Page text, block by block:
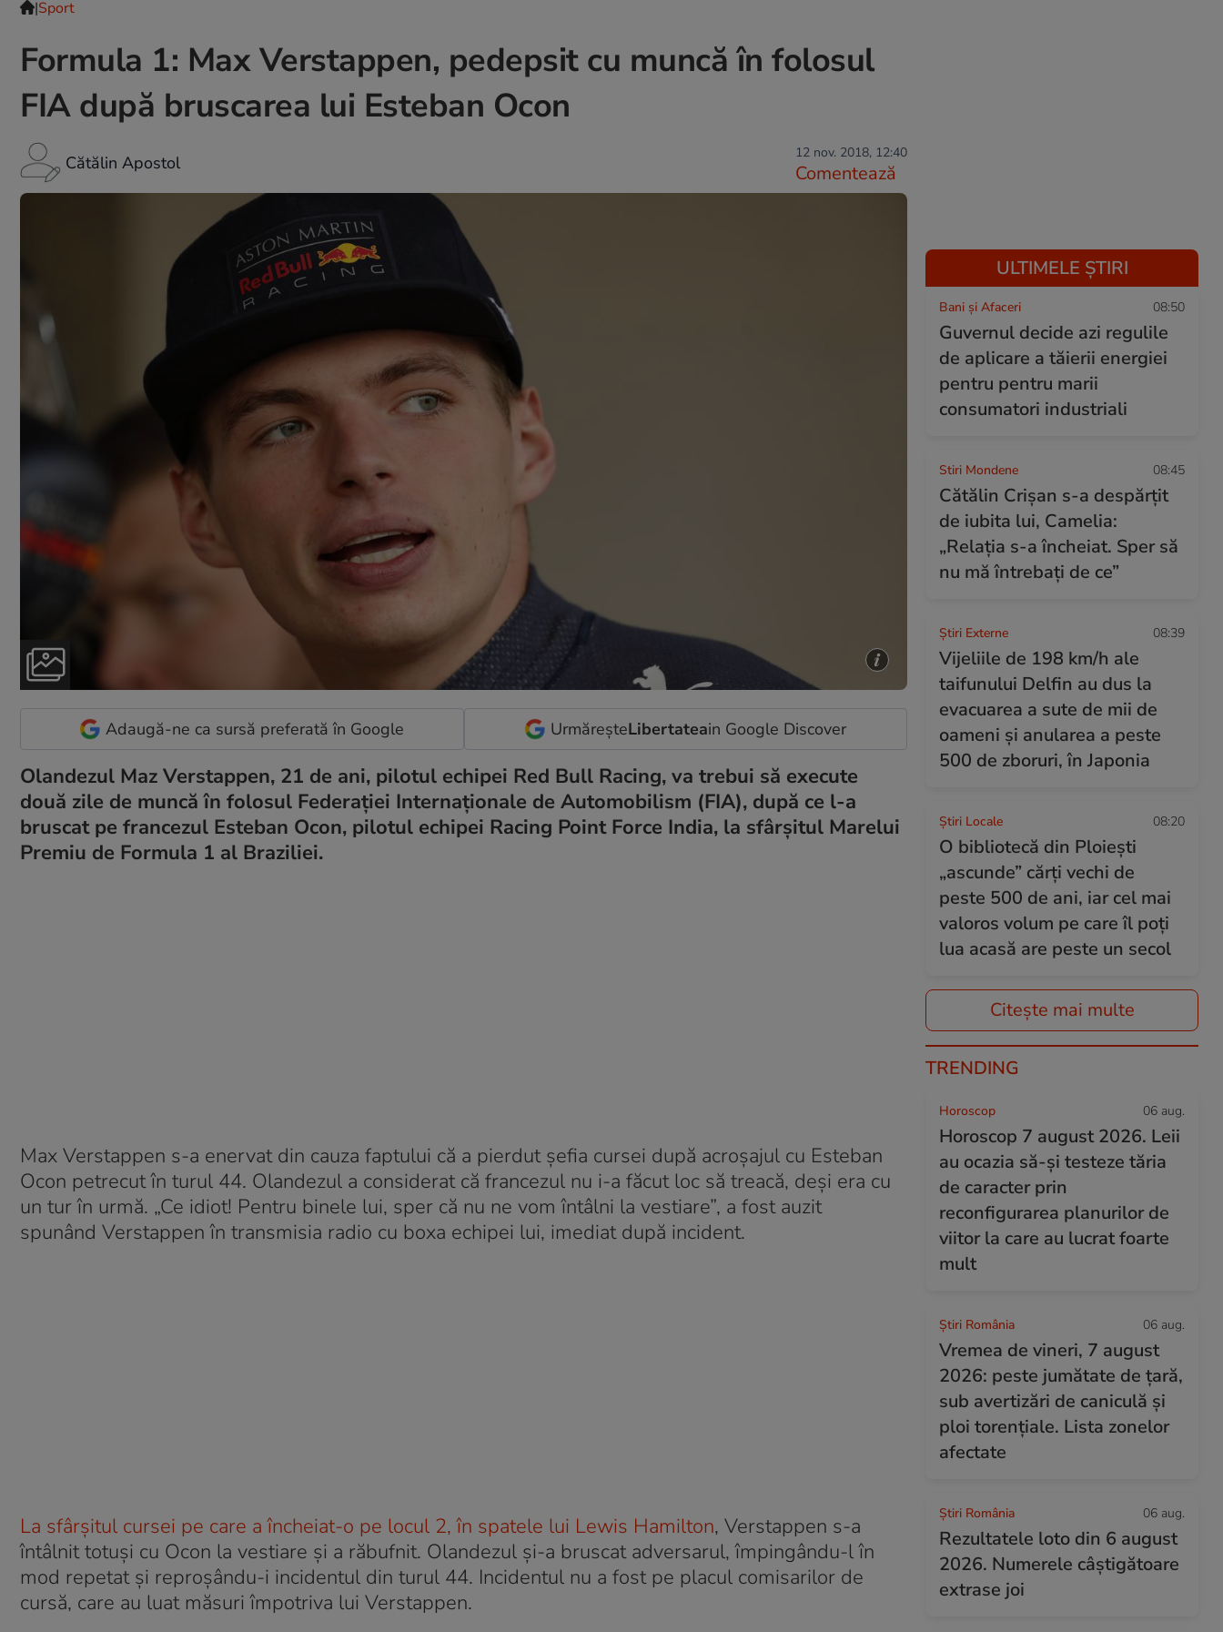
|Sport
Formula 1: Max Verstappen, pedepsit cu muncă în folosul
FIA după bruscarea lui Esteban Ocon
Cătălin Apostol 12 nov. 2018, 12:40
Comentează
Adaugă-ne ca sursă preferată în Google UrmăreșteLibertateain Google Discover
Olandezul Maz Verstappen, 21 de ani, pilotul echipei Red Bull Racing, va trebui să execute
două zile de muncă în folosul Federației Internaționale de Automobilism (FIA), după ce l-a
bruscat pe francezul Esteban Ocon, pilotul echipei Racing Point Force India, la sfârșitul Marelui
Premiu de Formula 1 al Braziliei.
Max Verstappen s-a enervat din cauza faptului că a pierdut șefia cursei după acroșajul cu Esteban
Ocon petrecut în turul 44. Olandezul a considerat că francezul nu i-a făcut loc să treacă, deși era cu
un tur în urmă. „Ce idiot! Pentru binele lui, sper că nu ne vom întâlni la vestiare”, a fost auzit
spunând Verstappen în transmisia radio cu boxa echipei lui, imediat după incident.
La sfârșitul cursei pe care a încheiat-o pe locul 2, în spatele lui Lewis Hamilton, Verstappen s-a
întâlnit totuși cu Ocon la vestiare și a răbufnit. Olandezul și-a bruscat adversarul, împingându-l în
mod repetat și reproșându-i incidentul din turul 44. Incidentul nu a fost pe placul comisarilor de
cursă, care au luat măsuri împotriva lui Verstappen.
ULTIMELE ȘTIRI
Bani și Afaceri 08:50
Guvernul decide azi regulile
de aplicare a tăierii energiei
pentru pentru marii
consumatori industriali
Stiri Mondene 08:45
Cătălin Crișan s-a despărțit
de iubita lui, Camelia:
„Relația s-a încheiat. Sper să
nu mă întrebați de ce”
Știri Externe 08:39
Vijeliile de 198 km/h ale
taifunului Delfin au dus la
evacuarea a sute de mii de
oameni și anularea a peste
500 de zboruri, în Japonia
Știri Locale 08:20
O bibliotecă din Ploiești
„ascunde” cărți vechi de
peste 500 de ani, iar cel mai
valoros volum pe care îl poți
lua acasă are peste un secol
Citește mai multe
TRENDING
Horoscop 06 aug.
Horoscop 7 august 2026. Leii
au ocazia să-și testeze tăria
de caracter prin
reconfigurarea planurilor de
viitor la care au lucrat foarte
mult
Știri România 06 aug.
Vremea de vineri, 7 august
2026: peste jumătate de țară,
sub avertizări de caniculă și
ploi torențiale. Lista zonelor
afectate
Știri România 06 aug.
Rezultatele loto din 6 august
2026. Numerele câștigătoare
extrase joi